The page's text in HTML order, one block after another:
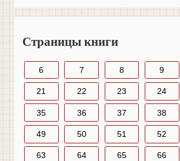
Страницы книги
6 7 8 9
21 22 23 24
35 36 37 38
49 50 51 52
63 64 65 66